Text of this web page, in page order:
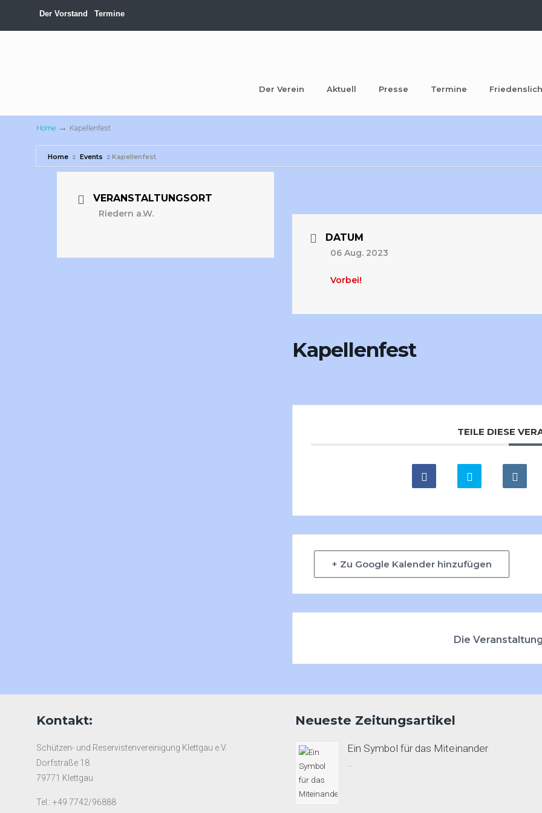
Der Vorstand Termine
Der Verein Aktuell Presse Termine
Home → Kapellenfest
Home Events Kapellenfest
VERANSTALTUNGSORT
Riedern a.W.
DATUM
06 Aug. 2023
Vorbei!
Kapellenfest
TEILE DIESE
+ Zu Google Kalender hinzufügen
Die
Kontakt:
Schützen- und Reservistenvereinigung Klettgau e.V.
Dorfstraße 18
79771 Klettgau
Tel.: +49 7742/96888
Neueste Zeitungsartikel
Ein Symbol für das Miteinander
...